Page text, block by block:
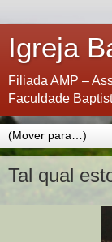
Igreja
Filiada AMP –
Faculdade
Tal qual